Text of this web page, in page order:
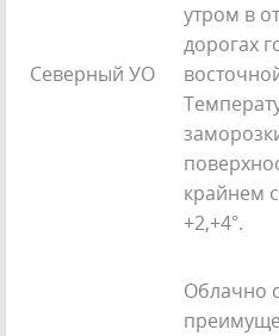
Северный УО
утром в
дорогах
крайнем
+2,+4°.
Облачно